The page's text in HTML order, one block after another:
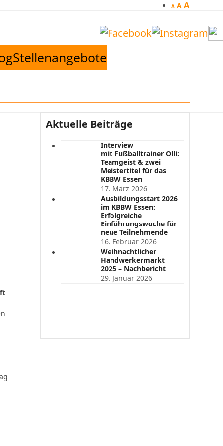
A A A
Stellenangebote
Aktuelle Beiträge
Interview
mit Fußballtrainer Olli:
Teamgeist & zwei
Meistertitel für das
KBBW Essen
17. März 2026
Ausbildungsstart 2026
im KBBW Essen:
Erfolgreiche
Einführungswoche für
neue Teilnehmende
16. Februar 2026
Weihnachtlicher
Handwerkermarkt
2025 – Nachbericht
29. Januar 2026